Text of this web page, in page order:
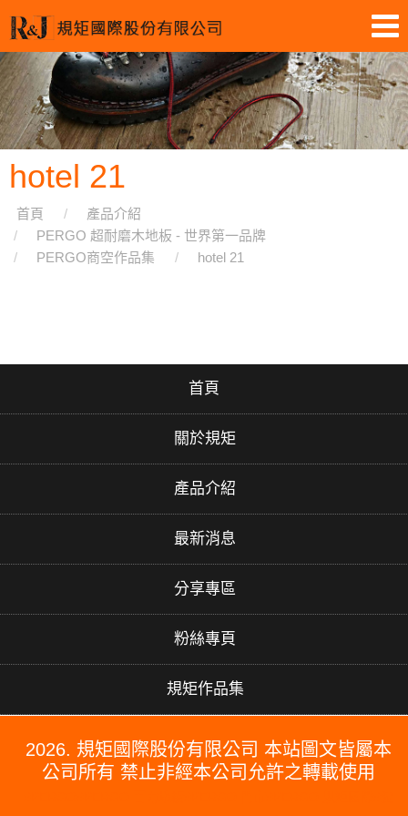
hotel 21
首頁
產品介紹
PERGO 超耐磨木地板 - 世界第一品牌
PERGO商空作品集
hotel 21
首頁
關於規矩
產品介紹
最新消息
分享專區
粉絲專頁
規矩作品集
2026. 規矩國際股份有限公司 本站圖文皆屬本
公司所有 禁止非經本公司允許之轉載使用